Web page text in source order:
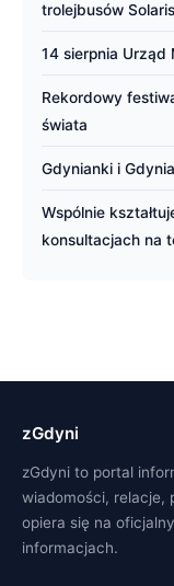
trolejbusów
14 sierpnia Urząd
Rekordowy
świata
Gdynianki i
Wspólnie
konsultacjach na
zGdyni
zGdyni to portal
wiadomości, relacje,
opiera się na
informacjach.